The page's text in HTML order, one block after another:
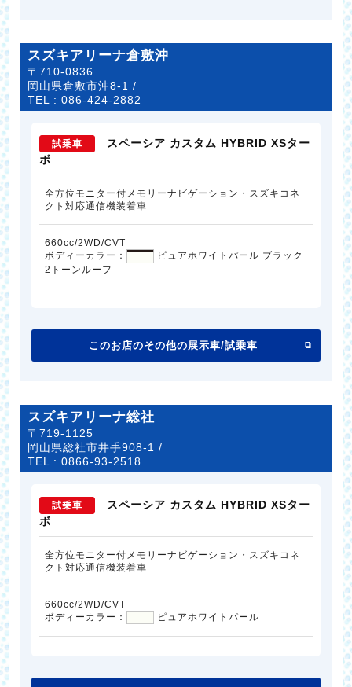
スズキアリーナ倉敷沖
〒710-0836
岡山県倉敷市沖8-1 /
TEL :086-424-2882
試乗車
スペーシア カスタム HYBRID XSター
ボ
全方位モニター付メモリーナビゲーション・スズキコネ
クト対応通信機装着車
660cc/2WD/CVT
ボディーカラー：
ピュアホワイトパール ブラック
2トーンルーフ
このお店のその他の展示車/試乗車
スズキアリーナ総社
〒719-1125
岡山県総社市井手908-1 /
TEL :0866-93-2518
試乗車
スペーシア カスタム HYBRID XSター
ボ
全方位モニター付メモリーナビゲーション・スズキコネ
クト対応通信機装着車
660cc/2WD/CVT
ボディーカラー：
ピュアホワイトパール